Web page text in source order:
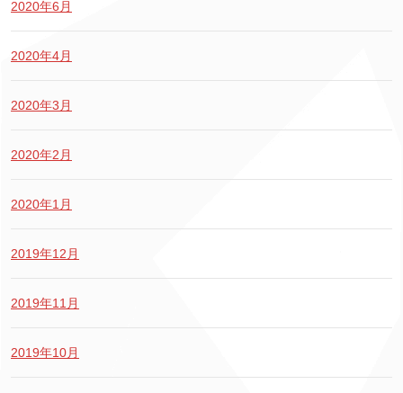
2020年6月
2020年4月
2020年3月
2020年2月
2020年1月
2019年12月
2019年11月
2019年10月